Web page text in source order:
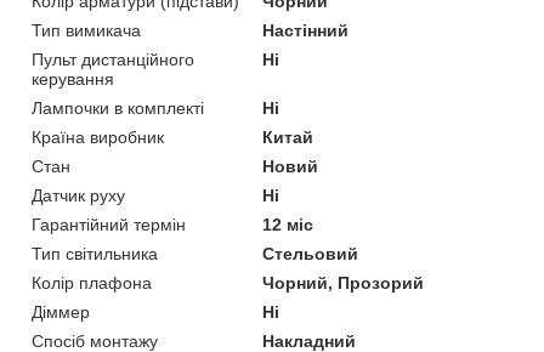
Тип вимикача
Настінний
Пульт дистанційного
керування
Ні
Лампочки в комплекті
Ні
Країна виробник
Китай
Стан
Новий
Датчик руху
Ні
Гарантійний термін
12 міс
Тип світильника
Стельовий
Колір плафона
Чорний, Прозорий
Діммер
Ні
Спосіб монтажу
Накладний